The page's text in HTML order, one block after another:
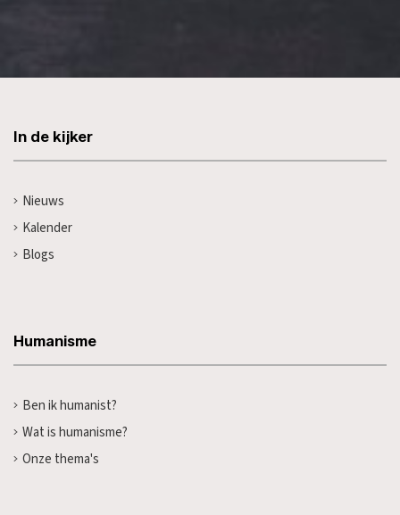
In de kijker
Nieuws
Kalender
Blogs
Humanisme
Ben ik humanist?
Wat is humanisme?
Onze thema's